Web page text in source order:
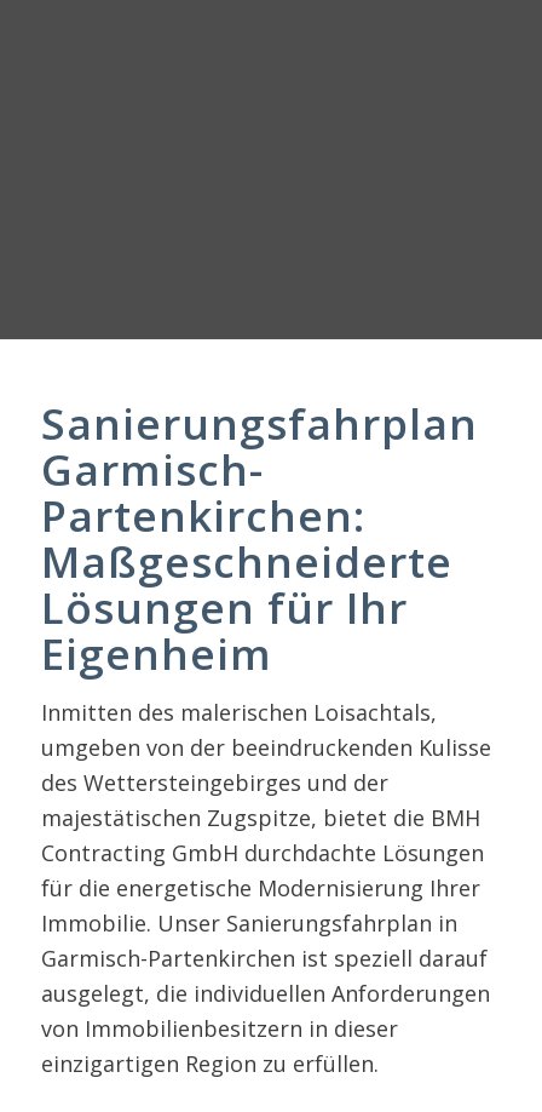
Sanierungsfahrplan
Garmisch-
Partenkirchen:
Maßgeschneiderte
Lösungen für Ihr
Eigenheim
Inmitten des malerischen Loisachtals,
umgeben von der beeindruckenden Kulisse
des Wettersteingebirges und der
majestätischen Zugspitze, bietet die BMH
Contracting GmbH durchdachte Lösungen
für die energetische Modernisierung Ihrer
Immobilie. Unser Sanierungsfahrplan in
Garmisch-Partenkirchen ist speziell darauf
ausgelegt, die individuellen Anforderungen
von Immobilienbesitzern in dieser
einzigartigen Region zu erfüllen.